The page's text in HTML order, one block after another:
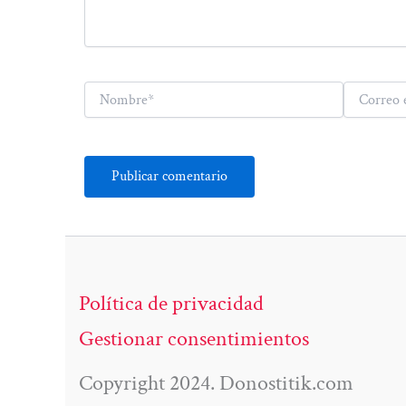
Nombre*
Correo
electrónico*
Política de privacidad
Gestionar consentimientos
Copyright 2024. Donostitik.com